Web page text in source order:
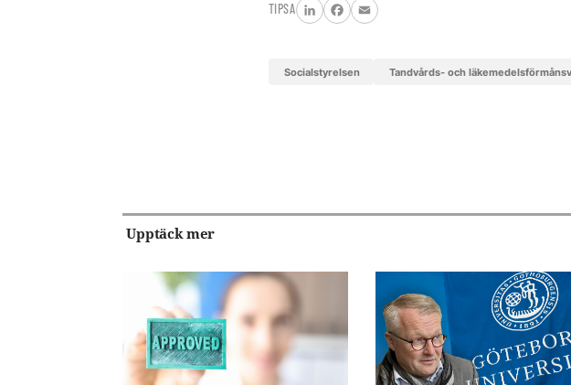
TIPSA
LinkedInFacebook
Email
Socialstyrelsen Tandvårds- och
Upptäck mer